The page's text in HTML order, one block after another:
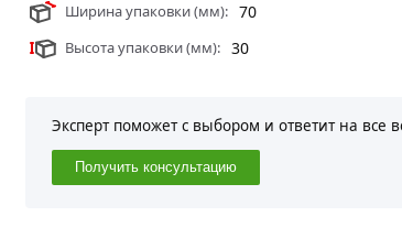
Ширина упаковки (мм): 70
Высота упаковки (мм): 30
Эксперт поможет с выбором и ответит на все
Получить консультацию